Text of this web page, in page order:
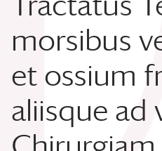
morsibus
et ossium
aliisque ad